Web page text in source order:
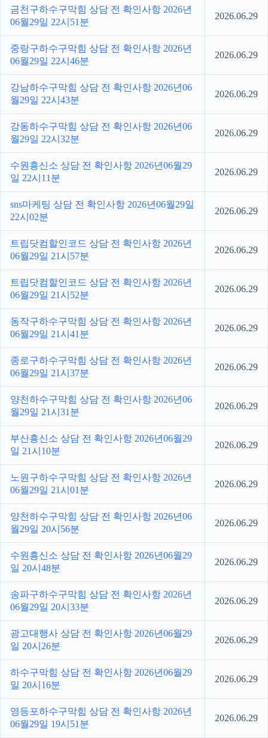
금천구하수구막힘 상담 전 확인사항 2026년
06월29일 22시51분
2026.06.29
중랑구하수구막힘 상담 전 확인사항 2026년
06월29일 22시46분
2026.06.29
강남하수구막힘 상담 전 확인사항 2026년06
월29일 22시43분
2026.06.29
강동하수구막힘 상담 전 확인사항 2026년06
월29일 22시32분
2026.06.29
수원흥신소 상담 전 확인사항 2026년06월29
일 22시11분
2026.06.29
sns마케팅 상담 전 확인사항 2026년06월29일
22시02분
2026.06.29
트립닷컴할인코드 상담 전 확인사항 2026년
06월29일 21시57분
2026.06.29
트립닷컴할인코드 상담 전 확인사항 2026년
06월29일 21시52분
2026.06.29
동작구하수구막힘 상담 전 확인사항 2026년
06월29일 21시41분
2026.06.29
종로구하수구막힘 상담 전 확인사항 2026년
06월29일 21시37분
2026.06.29
양천하수구막힘 상담 전 확인사항 2026년06
월29일 21시31분
2026.06.29
부산흥신소 상담 전 확인사항 2026년06월29
일 21시10분
2026.06.29
노원구하수구막힘 상담 전 확인사항 2026년
06월29일 21시01분
2026.06.29
양천하수구막힘 상담 전 확인사항 2026년06
월29일 20시56분
2026.06.29
수원흥신소 상담 전 확인사항 2026년06월29
일 20시48분
2026.06.29
송파구하수구막힘 상담 전 확인사항 2026년
06월29일 20시33분
2026.06.29
광고대행사 상담 전 확인사항 2026년06월29
일 20시26분
2026.06.29
하수구막힘 상담 전 확인사항 2026년06월29
일 20시16분
2026.06.29
영등포하수구막힘 상담 전 확인사항 2026년
06월29일 19시51분
2026.06.29